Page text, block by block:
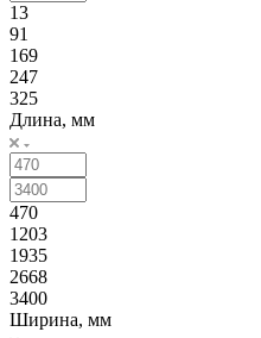
13
91
169
247
325
Длина, мм
470
1203
1935
2668
3400
Ширина, мм